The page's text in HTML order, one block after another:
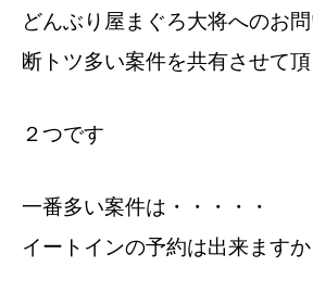
どんぶり屋まぐろ大将へのお
断トツ多い案件を共有させて
２つです
一番多い案件は・・・・・
イートインの予約は出来ます